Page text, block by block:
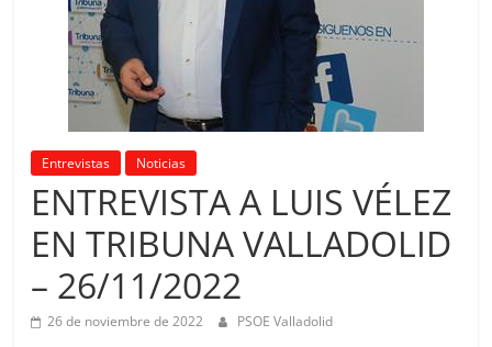
Entrevistas Noticias
ENTREVISTA A LUIS VÉLEZ
EN TRIBUNA VALLADOLID
– 26/11/2022
26 de noviembre de 2022 PSOE Valladolid